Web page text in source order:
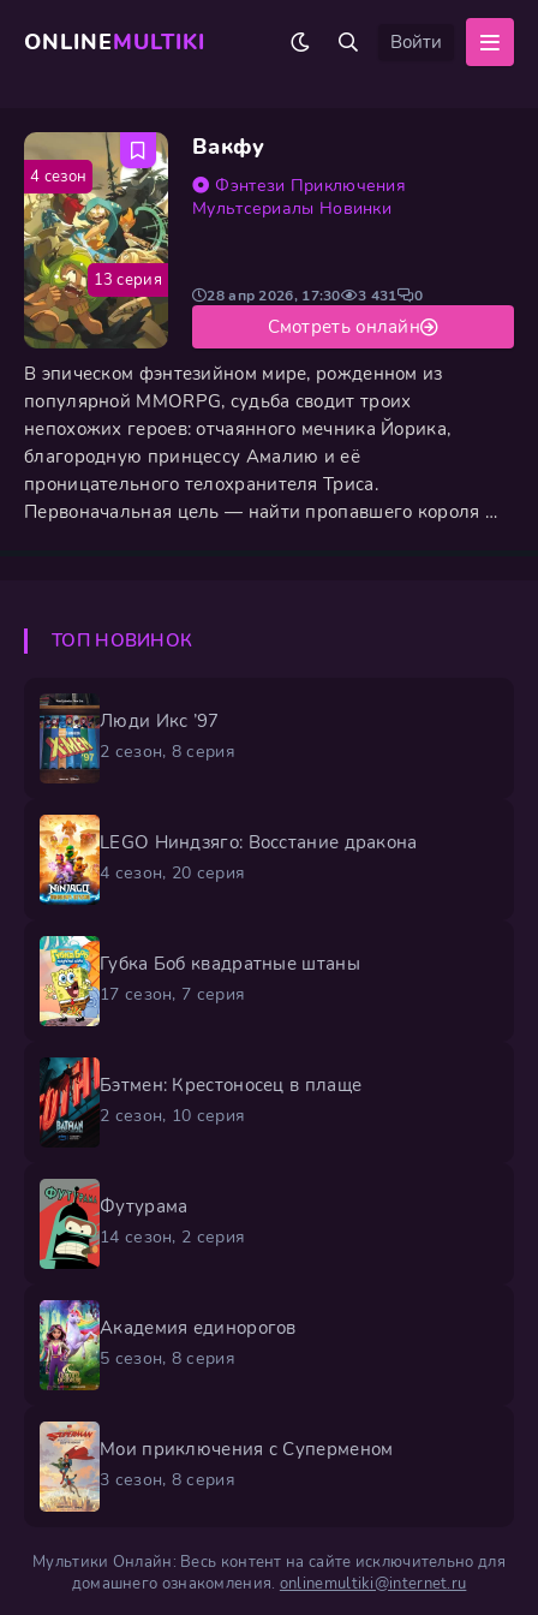
ONLINEMULTIKI Войти
Вакфу
Фэнтези Приключения
Мультсериалы Новинки
В эпическом фэнтезийном мире, рожденном из
популярной MMORPG, судьба сводит троих
непохожих героев: отчаянного мечника Йорика,
благородную принцессу Амалию и её
проницательного телохранителя Триса.
Первоначальная цель — найти пропавшего короля —
каждый шаг грозит смертельными ловушками и
испытаниями на прочность. Противостоять хаосу им
28 апр 2026, 17:30 3 431 0
Смотреть онлайн
13 серия
4 сезон
ТОП НОВИНОК
Люди Икс ’97
2 сезон, 8 серия
LEGO Ниндзяго: Восстание дракона
4 сезон, 20 серия
Губка Боб квадратные штаны
17 сезон, 7 серия
Бэтмен: Крестоносец в плаще
2 сезон, 10 серия
Футурама
14 сезон, 2 серия
Академия единорогов
5 сезон, 8 серия
Мои приключения с Суперменом
3 сезон, 8 серия
Мультики Онлайн: Весь контент на сайте исключительно для
домашнего ознакомления. onlinemultiki@internet.ru